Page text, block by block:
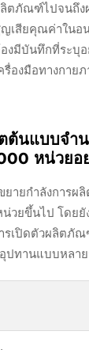
ลิตภัณฑ์ไปจนถึ
เสียคุณค่าในอ
มีบันทึกที่ระบุอ
องมือทางกาย
ต้นแบบจ
หน่วยอ
ยายกำลังการ
ยขึ้นไป โดยยั
เปิดตัวผลิตภั
ปทานแบบหลา